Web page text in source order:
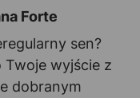
Forte
sen?
Twoje wyjście z
dobranym